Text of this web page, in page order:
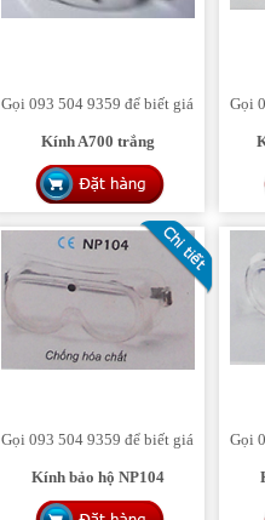
Gọi 093 504 9359 để biết giá
Kính A700 trắng
Gọi
Gọi 093 504 9359 để biết giá
Kính bảo hộ NP104
Gọi